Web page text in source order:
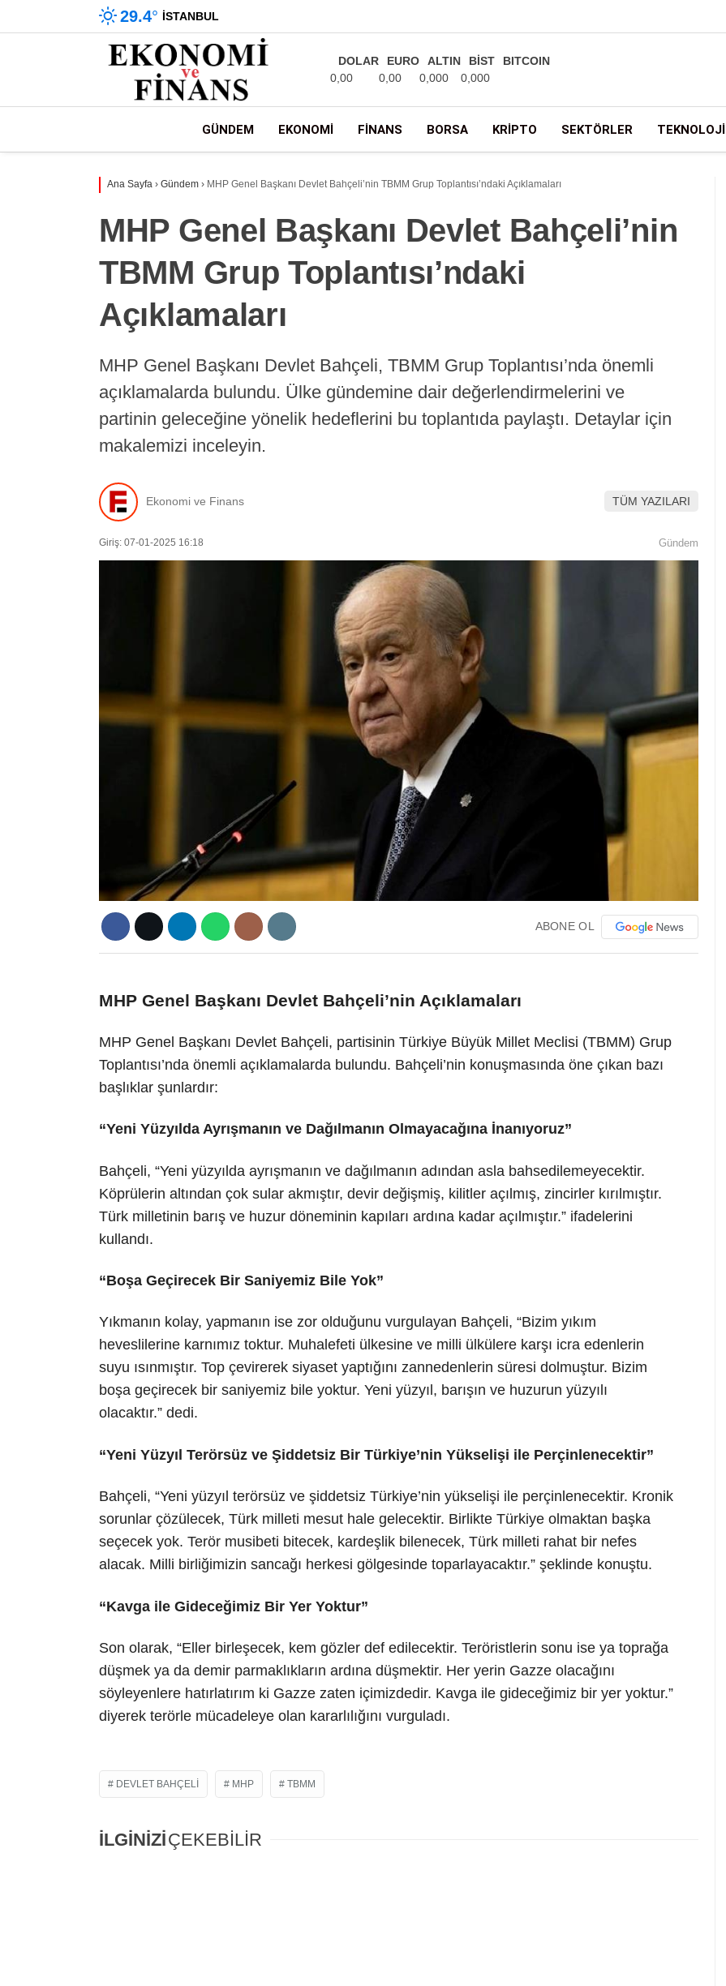
29.4° İSTANBUL
DOLAR
0,00
EURO
0,00
ALTIN
0,000
BİST
0,000
BITCOIN
GÜNDEM EKONOMI FINANS BORSA KRIPTO SEKTÖRLER TEKNOLOJI
Ana Sayfa › Gündem › MHP Genel Başkanı Devlet Bahçeli’nin TBMM Grup Toplantısı’ndaki Açıklamaları
MHP Genel Başkanı Devlet Bahçeli’nin
TBMM Grup Toplantısı’ndaki
Açıklamaları
MHP Genel Başkanı Devlet Bahçeli, TBMM Grup Toplantısı’nda önemli
açıklamalarda bulundu. Ülke gündemine dair değerlendirmelerini ve
partinin geleceğine yönelik hedeflerini bu toplantıda paylaştı. Detaylar için
makalemizi inceleyin.
Ekonomi ve Finans TÜM YAZILARI
Giriş: 07-01-2025 16:18 Gündem
ABONE OL
MHP Genel Başkanı Devlet Bahçeli’nin Açıklamaları
MHP Genel Başkanı Devlet Bahçeli, partisinin Türkiye Büyük Millet Meclisi (TBMM) Grup
Toplantısı’nda önemli açıklamalarda bulundu. Bahçeli’nin konuşmasında öne çıkan bazı
başlıklar şunlardır:
“Yeni Yüzyılda Ayrışmanın ve Dağılmanın Olmayacağına İnanıyoruz”
Bahçeli, “Yeni yüzyılda ayrışmanın ve dağılmanın adından asla bahsedilemeyecektir.
Köprülerin altından çok sular akmıştır, devir değişmiş, kilitler açılmış, zincirler kırılmıştır.
Türk milletinin barış ve huzur döneminin kapıları ardına kadar açılmıştır.” ifadelerini
kullandı.
“Boşa Geçirecek Bir Saniyemiz Bile Yok”
Yıkmanın kolay, yapmanın ise zor olduğunu vurgulayan Bahçeli, “Bizim yıkım
heveslilerine karnımız toktur. Muhalefeti ülkesine ve milli ülkülere karşı icra edenlerin
suyu ısınmıştır. Top çevirerek siyaset yaptığını zannedenlerin süresi dolmuştur. Bizim
boşa geçirecek bir saniyemiz bile yoktur. Yeni yüzyıl, barışın ve huzurun yüzyılı
olacaktır.” dedi.
“Yeni Yüzyıl Terörsüz ve Şiddetsiz Bir Türkiye’nin Yükselişi ile Perçinlenecektir”
Bahçeli, “Yeni yüzyıl terörsüz ve şiddetsiz Türkiye’nin yükselişi ile perçinlenecektir. Kronik
sorunlar çözülecek, Türk milleti mesut hale gelecektir. Birlikte Türkiye olmaktan başka
seçecek yok. Terör musibeti bitecek, kardeşlik bilenecek, Türk milleti rahat bir nefes
alacak. Milli birliğimizin sancağı herkesi gölgesinde toparlayacaktır.” şeklinde konuştu.
“Kavga ile Gideceğimiz Bir Yer Yoktur”
Son olarak, “Eller birleşecek, kem gözler def edilecektir. Teröristlerin sonu ise ya toprağa
düşmek ya da demir parmaklıkların ardına düşmektir. Her yerin Gazze olacağını
söyleyenlere hatırlatırım ki Gazze zaten içimizdedir. Kavga ile gideceğimiz bir yer yoktur.”
diyerek terörle mücadeleye olan kararlılığını vurguladı.
DEVLET BAHÇELI MHP TBMM
İLGİNİZİÇEKEBİLİR